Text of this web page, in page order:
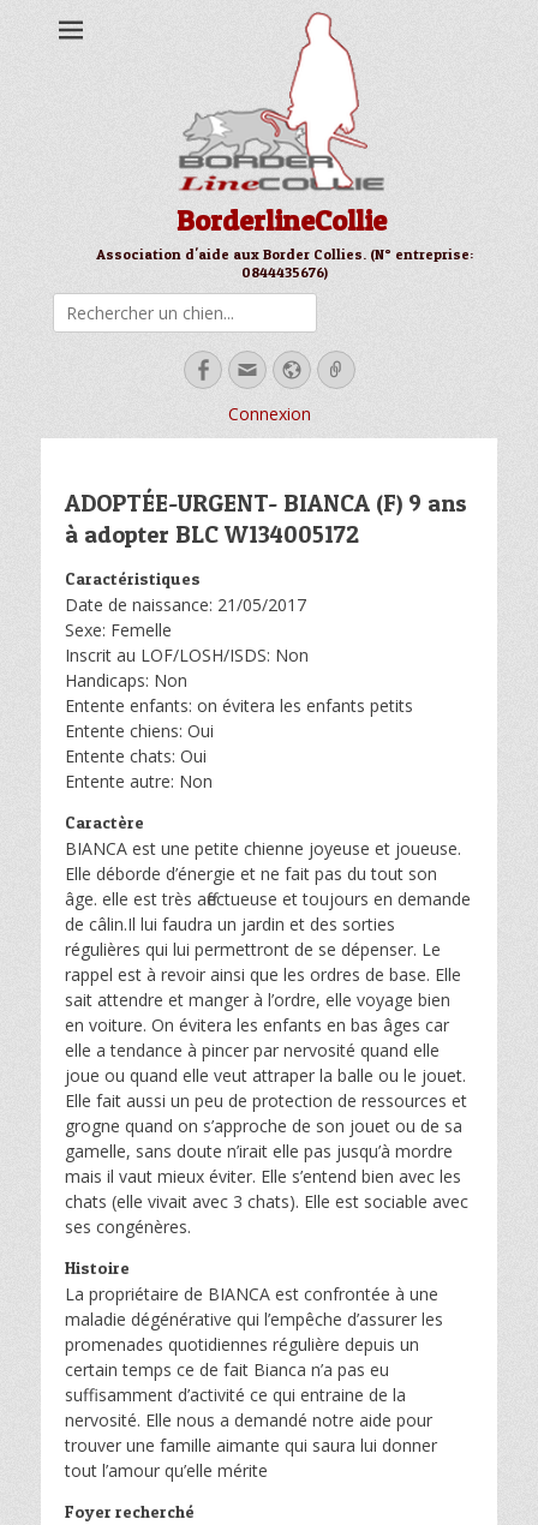
BorderlineCollie
Association d'aide aux Border Collies. (N° entreprise:
0844435676)
Facebook
EmailSite
web
Link
Connexion
ADOPTÉE-URGENT- BIANCA (F) 9 ans
à adopter BLC W134005172
Caractéristiques
Date de naissance: 21/05/2017
Sexe: Femelle
Inscrit au LOF/LOSH/ISDS: Non
Handicaps: Non
Entente enfants: on évitera les enfants petits
Entente chiens: Oui
Entente chats: Oui
Entente autre: Non
Caractère
BIANCA est une petite chienne joyeuse et joueuse.
Elle déborde d’énergie et ne fait pas du tout son
âge. elle est très affectueuse et toujours en demande
de câlin.Il lui faudra un jardin et des sorties
régulières qui lui permettront de se dépenser. Le
rappel est à revoir ainsi que les ordres de base. Elle
sait attendre et manger à l’ordre, elle voyage bien
en voiture. On évitera les enfants en bas âges car
elle a tendance à pincer par nervosité quand elle
joue ou quand elle veut attraper la balle ou le jouet.
Elle fait aussi un peu de protection de ressources et
grogne quand on s’approche de son jouet ou de sa
gamelle, sans doute n’irait elle pas jusqu’à mordre
mais il vaut mieux éviter. Elle s’entend bien avec les
chats (elle vivait avec 3 chats). Elle est sociable avec
ses congénères.
Histoire
La propriétaire de BIANCA est confrontée à une
maladie dégénérative qui l’empêche d’assurer les
promenades quotidiennes régulière depuis un
certain temps ce de fait Bianca n’a pas eu
suffisamment d’activité ce qui entraine de la
nervosité. Elle nous a demandé notre aide pour
trouver une famille aimante qui saura lui donner
tout l’amour qu’elle mérite
Foyer recherché